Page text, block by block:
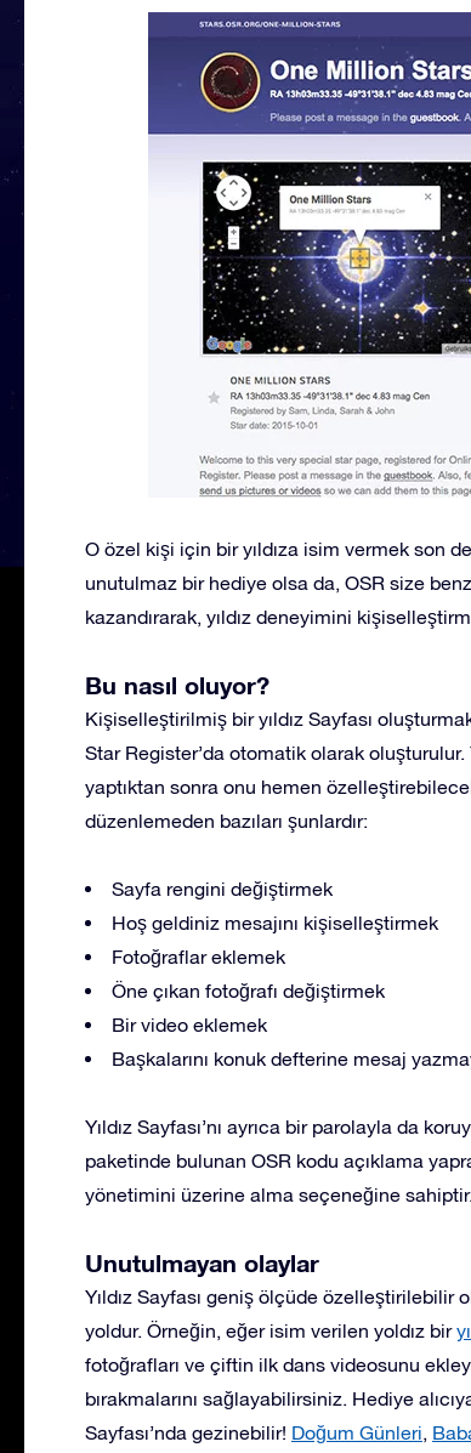
O özel kişi için bir yıldıza isim vermek son
unutulmaz bir hediye olsa da, OSR size
kazandırarak, yıldız deneyimini
Bu nasıl oluyor?
Kişiselleştirilmiş bir yıldız Sayfası
Star Register’da otomatik olarak
yaptıktan sonra onu hemen
düzenlemeden bazıları şunlardır:
Sayfa rengini değiştirmek
Hoş geldiniz mesajını kişiselleştirmek
Fotoğraflar eklemek
Öne çıkan fotoğrafı değiştirmek
Bir video eklemek
Başkalarını konuk defterine mesaj
Yıldız Sayfası’nı ayrıca bir parolayla da
paketinde bulunan OSR kodu açıklama
yönetimini üzerine alma seçeneğine sahiptir.
Unutulmayan olaylar
Yıldız Sayfası geniş ölçüde özelleştirilebilir
yoldur. Örneğin, eğer isim verilen yoldız bir
fotoğrafları ve çiftin ilk dans videosunu
bırakmalarını sağlayabilirsiniz. Hediye
Sayfası’nda gezinebilir! Doğum Günleri,